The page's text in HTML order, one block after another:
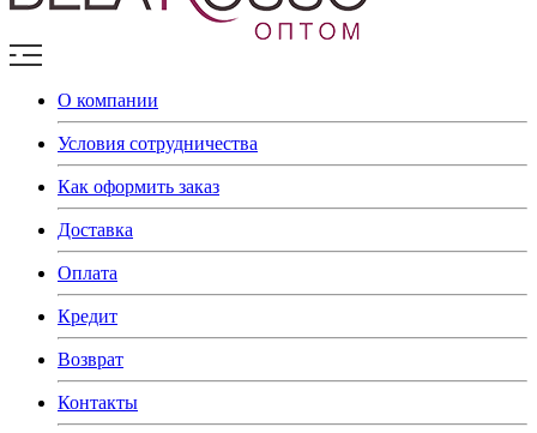
О компании
Условия сотрудничества
Как оформить заказ
Доставка
Оплата
Кредит
Возврат
Контакты